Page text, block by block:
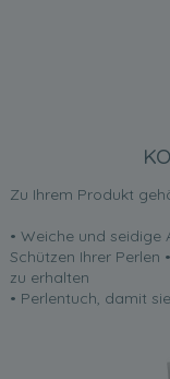
Zu Ihrem Produkt
• Weiche und
Schützen Ihrer Perlen
zu erhalten
• Perlentuch, damit